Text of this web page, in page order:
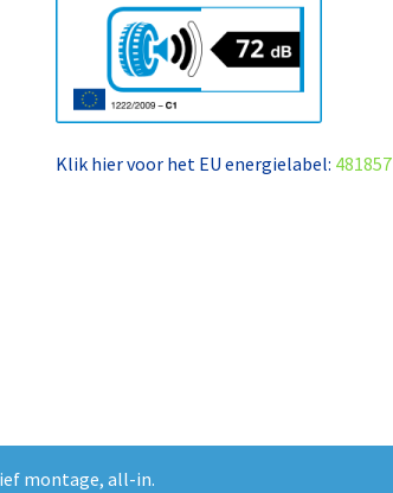
montage, all-in.
Klik hier voor het EU energielabel: 481857